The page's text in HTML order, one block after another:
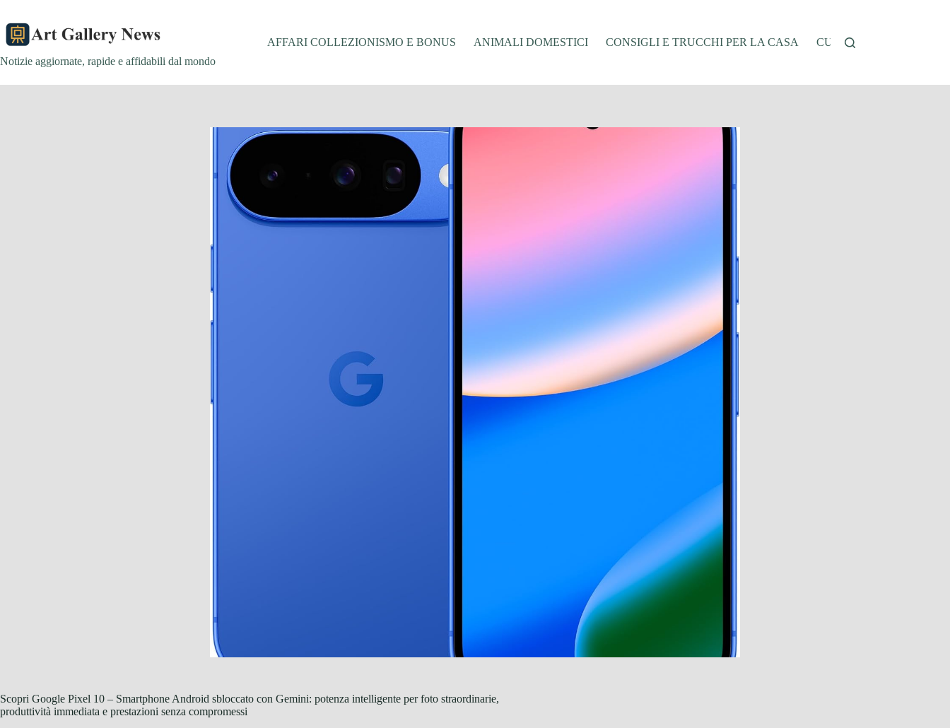
contenuto
Notizie aggiornate, rapide e affidabili dal mondo
AFFARI COLLEZIONISMO E BONUS ANIMALI DOMESTICI CONSIGLI E TRUCCHI PER LA CASA CUCINA E RICETTE
Scopri Google Pixel 10 – Smartphone Android sbloccato con Gemini: potenza intelligente per foto straordinarie,
produttività immediata e prestazioni senza compromessi